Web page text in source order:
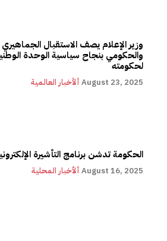
وزير الإعلام يصف الاستقبال الجماهيري
والحكومي بنجاح سياسية الوحدة
لحكومته
ألأخبار العالمية August 23, 2025
الحكومة تدشن برنامج التأشيرة
ألأخبار المحلية August 16, 2025